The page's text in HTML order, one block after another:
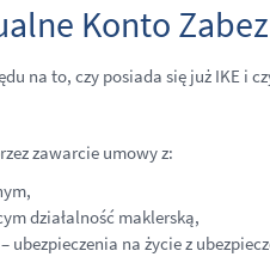
Konto
na to, czy posiada się już IKE
zawarcie umowy z:
działalność maklerską,
ubezpieczenia na życie z